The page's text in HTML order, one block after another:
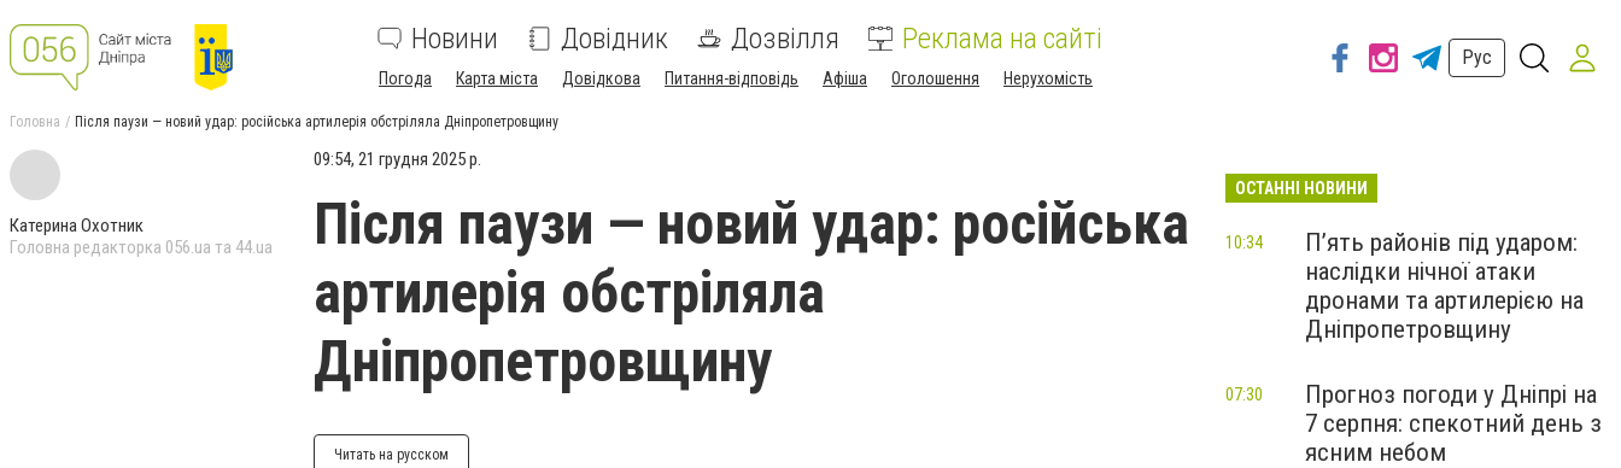
Новини Довідник Дозвілля Реклама на сайті
Погода Карта міста Довідкова Питання-відповідь Афіша Оголошення Нерухомість
Рус
Головна Після паузи — новий удар: російська артилерія обстріляла Дніпропетровщину
Катерина Охотник
Головна редакторка 056.ua та 44.ua
09:54, 21 грудня 2025 р.
Після паузи — новий удар: російська
артилерія обстріляла
Дніпропетровщину
Читать на русском
ОСТАННІ НОВИНИ
П’ять районів під ударом:
наслідки нічної атаки
дронами та артилерією на
Дніпропетровщину
10:34
Прогноз погоди у Дніпрі на
7 серпня: спекотний день з
ясним небом
07:30